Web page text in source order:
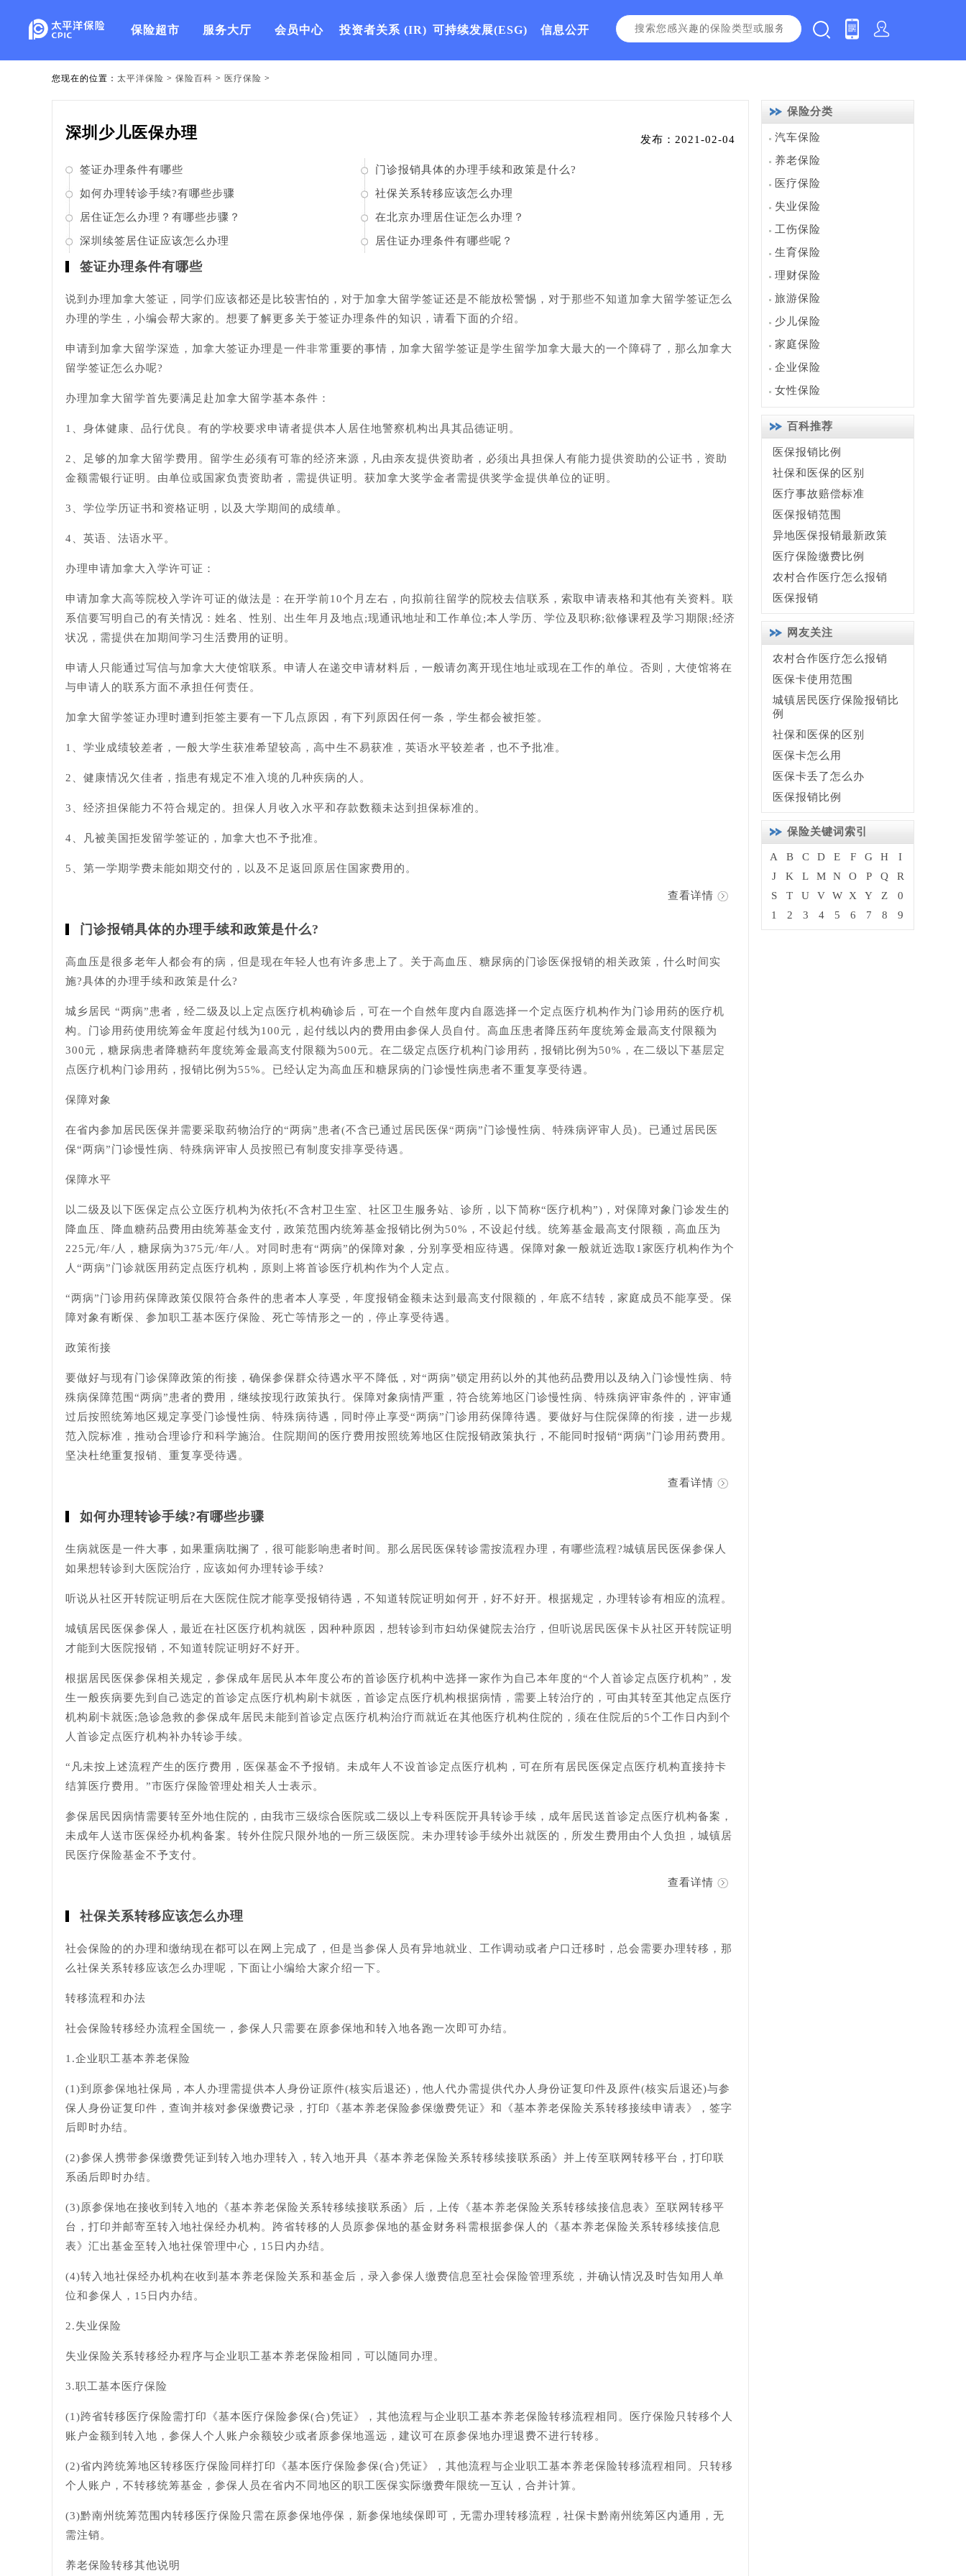
保险超市 服务大厅 会员中心 投资者关系 (IR) 可持续发展(ESG) 信息公开
您现在的位置： 太平洋保险 > 保险百科 > 医疗保险 >
深圳少儿医保办理
签证办理条件有哪些 门诊报销具体的办理手续和政策是什么?
如何办理转诊手续?有哪些步骤 社保关系转移应该怎么办理
居住证怎么办理？有哪些步骤？ 在北京办理居住证怎么办理？
深圳续签居住证应该怎么办理 居住证办理条件有哪些呢？
签证办理条件有哪些
说到办理加拿大签证，同学们应该都还是比较害怕的，对于加拿大留学签证还是不能放松警惕，对于那些不知道加拿大留学签证怎么
办理的学生，小编会帮大家的。想要了解更多关于签证办理条件的知识，请看下面的介绍。
申请到加拿大留学深造，加拿大签证办理是一件非常重要的事情，加拿大留学签证是学生留学加拿大最大的一个障碍了，那么加拿大
留学签证怎么办呢?
办理加拿大留学首先要满足赴加拿大留学基本条件：
1、身体健康、品行优良。有的学校要求申请者提供本人居住地警察机构出具其品德证明。
2、足够的加拿大留学费用。留学生必须有可靠的经济来源，凡由亲友提供资助者，必须出具担保人有能力提供资助的公证书，资助
金额需银行证明。由单位或国家负责资助者，需提供证明。获加拿大奖学金者需提供奖学金提供单位的证明。
3、学位学历证书和资格证明，以及大学期间的成绩单。
4、英语、法语水平。
办理申请加拿大入学许可证：
申请加拿大高等院校入学许可证的做法是：在开学前10个月左右，向拟前往留学的院校去信联系，索取申请表格和其他有关资料。联
系信要写明自己的有关情况：姓名、性别、出生年月及地点;现通讯地址和工作单位;本人学历、学位及职称;欲修课程及学习期限;经济
状况，需提供在加期间学习生活费用的证明。
申请人只能通过写信与加拿大大使馆联系。申请人在递交申请材料后，一般请勿离开现住地址或现在工作的单位。否则，大使馆将在
与申请人的联系方面不承担任何责任。
加拿大留学签证办理时遭到拒签主要有一下几点原因，有下列原因任何一条，学生都会被拒签。
1、学业成绩较差者，一般大学生获准希望较高，高中生不易获准，英语水平较差者，也不予批准。
2、健康情况欠佳者，指患有规定不准入境的几种疾病的人。
3、经济担保能力不符合规定的。担保人月收入水平和存款数额未达到担保标准的。
4、凡被美国拒发留学签证的，加拿大也不予批准。
5、第一学期学费未能如期交付的，以及不足返回原居住国家费用的。
查看详情
门诊报销具体的办理手续和政策是什么?
高血压是很多老年人都会有的病，但是现在年轻人也有许多患上了。关于高血压、糖尿病的门诊医保报销的相关政策，什么时间实
施?具体的办理手续和政策是什么?
城乡居民 “两病”患者，经二级及以上定点医疗机构确诊后，可在一个自然年度内自愿选择一个定点医疗机构作为门诊用药的医疗机
构。门诊用药使用统筹金年度起付线为100元，起付线以内的费用由参保人员自付。高血压患者降压药年度统筹金最高支付限额为
300元，糖尿病患者降糖药年度统筹金最高支付限额为500元。在二级定点医疗机构门诊用药，报销比例为50%，在二级以下基层定
点医疗机构门诊用药，报销比例为55%。已经认定为高血压和糖尿病的门诊慢性病患者不重复享受待遇。
保障对象
在省内参加居民医保并需要采取药物治疗的“两病”患者(不含已通过居民医保“两病”门诊慢性病、特殊病评审人员)。已通过居民医
保“两病”门诊慢性病、特殊病评审人员按照已有制度安排享受待遇。
保障水平
以二级及以下医保定点公立医疗机构为依托(不含村卫生室、社区卫生服务站、诊所，以下简称“医疗机构”)，对保障对象门诊发生的
降血压、降血糖药品费用由统筹基金支付，政策范围内统筹基金报销比例为50%，不设起付线。统筹基金最高支付限额，高血压为
225元/年/人，糖尿病为375元/年/人。对同时患有“两病”的保障对象，分别享受相应待遇。保障对象一般就近选取1家医疗机构作为个
人“两病”门诊就医用药定点医疗机构，原则上将首诊医疗机构作为个人定点。
“两病”门诊用药保障政策仅限符合条件的患者本人享受，年度报销金额未达到最高支付限额的，年底不结转，家庭成员不能享受。保
障对象有断保、参加职工基本医疗保险、死亡等情形之一的，停止享受待遇。
政策衔接
要做好与现有门诊保障政策的衔接，确保参保群众待遇水平不降低，对“两病”锁定用药以外的其他药品费用以及纳入门诊慢性病、特
殊病保障范围“两病”患者的费用，继续按现行政策执行。保障对象病情严重，符合统筹地区门诊慢性病、特殊病评审条件的，评审通
过后按照统筹地区规定享受门诊慢性病、特殊病待遇，同时停止享受“两病”门诊用药保障待遇。要做好与住院保障的衔接，进一步规
范入院标准，推动合理诊疗和科学施治。住院期间的医疗费用按照统筹地区住院报销政策执行，不能同时报销“两病”门诊用药费用。
坚决杜绝重复报销、重复享受待遇。
查看详情
如何办理转诊手续?有哪些步骤
生病就医是一件大事，如果重病耽搁了，很可能影响患者时间。那么居民医保转诊需按流程办理，有哪些流程?城镇居民医保参保人
如果想转诊到大医院治疗，应该如何办理转诊手续?
听说从社区开转院证明后在大医院住院才能享受报销待遇，不知道转院证明如何开，好不好开。根据规定，办理转诊有相应的流程。
城镇居民医保参保人，最近在社区医疗机构就医，因种种原因，想转诊到市妇幼保健院去治疗，但听说居民医保卡从社区开转院证明
才能到大医院报销，不知道转院证明好不好开。
根据居民医保参保相关规定，参保成年居民从本年度公布的首诊医疗机构中选择一家作为自己本年度的“个人首诊定点医疗机构”，发
生一般疾病要先到自己选定的首诊定点医疗机构刷卡就医，首诊定点医疗机构根据病情，需要上转治疗的，可由其转至其他定点医疗
机构刷卡就医;急诊急救的参保成年居民未能到首诊定点医疗机构治疗而就近在其他医疗机构住院的，须在住院后的5个工作日内到个
人首诊定点医疗机构补办转诊手续。
“凡未按上述流程产生的医疗费用，医保基金不予报销。未成年人不设首诊定点医疗机构，可在所有居民医保定点医疗机构直接持卡
结算医疗费用。”市医疗保险管理处相关人士表示。
参保居民因病情需要转至外地住院的，由我市三级综合医院或二级以上专科医院开具转诊手续，成年居民送首诊定点医疗机构备案，
未成年人送市医保经办机构备案。转外住院只限外地的一所三级医院。未办理转诊手续外出就医的，所发生费用由个人负担，城镇居
民医疗保险基金不予支付。
查看详情
社保关系转移应该怎么办理
社会保险的的办理和缴纳现在都可以在网上完成了，但是当参保人员有异地就业、工作调动或者户口迁移时，总会需要办理转移，那
么社保关系转移应该怎么办理呢，下面让小编给大家介绍一下。
转移流程和办法
社会保险转移经办流程全国统一，参保人只需要在原参保地和转入地各跑一次即可办结。
1.企业职工基本养老保险
(1)到原参保地社保局，本人办理需提供本人身份证原件(核实后退还)，他人代办需提供代办人身份证复印件及原件(核实后退还)与参
保人身份证复印件，查询并核对参保缴费记录，打印《基本养老保险参保缴费凭证》和《基本养老保险关系转移接续申请表》，签字
后即时办结。
(2)参保人携带参保缴费凭证到转入地办理转入，转入地开具《基本养老保险关系转移续接联系函》并上传至联网转移平台，打印联
系函后即时办结。
(3)原参保地在接收到转入地的《基本养老保险关系转移续接联系函》后，上传《基本养老保险关系转移续接信息表》至联网转移平
台，打印并邮寄至转入地社保经办机构。跨省转移的人员原参保地的基金财务科需根据参保人的《基本养老保险关系转移续接信息
表》汇出基金至转入地社保管理中心，15日内办结。
(4)转入地社保经办机构在收到基本养老保险关系和基金后，录入参保人缴费信息至社会保险管理系统，并确认情况及时告知用人单
位和参保人，15日内办结。
2.失业保险
失业保险关系转移经办程序与企业职工基本养老保险相同，可以随同办理。
3.职工基本医疗保险
(1)跨省转移医疗保险需打印《基本医疗保险参保(合)凭证》，其他流程与企业职工基本养老保险转移流程相同。医疗保险只转移个人
账户金额到转入地，参保人个人账户余额较少或者原参保地遥远，建议可在原参保地办理退费不进行转移。
(2)省内跨统筹地区转移医疗保险同样打印《基本医疗保险参保(合)凭证》，其他流程与企业职工基本养老保险转移流程相同。只转移
个人账户，不转移统筹基金，参保人员在省内不同地区的职工医保实际缴费年限统一互认，合并计算。
(3)黔南州统筹范围内转移医疗保险只需在原参保地停保，新参保地续保即可，无需办理转移流程，社保卡黔南州统筹区内通用，无
需注销。
养老保险转移其他说明
发布：2021-02-04
保险分类
汽车保险
养老保险
医疗保险
失业保险
工伤保险
生育保险
理财保险
旅游保险
少儿保险
家庭保险
企业保险
女性保险
百科推荐
医保报销比例
社保和医保的区别
医疗事故赔偿标准
医保报销范围
异地医保报销最新政策
医疗保险缴费比例
农村合作医疗怎么报销
医保报销
网友关注
农村合作医疗怎么报销
医保卡使用范围
城镇居民医疗保险报销比
例
社保和医保的区别
医保卡怎么用
医保卡丢了怎么办
医保报销比例
保险关键词索引
A B C D E F G H
I
J
K L M N O P Q
R
S
T U V W X Y Z
0
1
2 3 4 5 6 7 8 9